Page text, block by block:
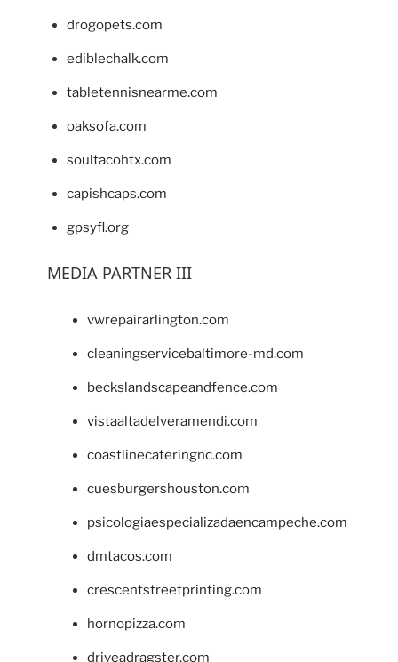
drogopets.com
ediblechalk.com
tabletennisnearme.com
oaksofa.com
soultacohtx.com
capishcaps.com
gpsyfl.org
MEDIA PARTNER III
vwrepairarlington.com
cleaningservicebaltimore-md.com
beckslandscapeandfence.com
vistaaltadelveramendi.com
coastlinecateringnc.com
cuesburgershouston.com
psicologiaespecializadaencampeche.com
dmtacos.com
crescentstreetprinting.com
hornopizza.com
driveadragster.com